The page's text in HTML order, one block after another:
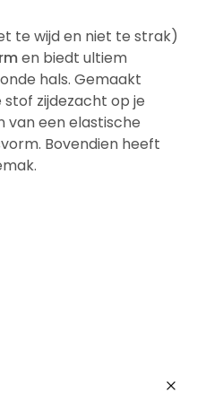
te wijd en niet te strak)
en biedt ultiem
hals. Gemaakt
stof zijdezacht op je
van een elastische
Bovendien heeft